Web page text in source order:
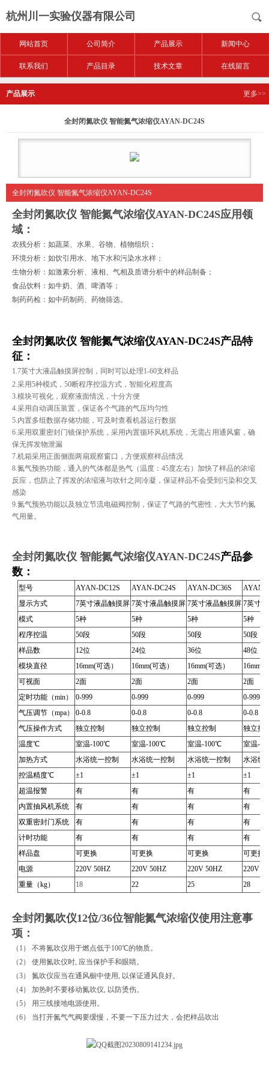
杭州川一实验仪器有限公司
网站首页 公司简介 产品展示 新闻中心
联系我们 产品目录 技术文章 在线留言
产品展示 更多>>
全封闭氮吹仪 智能氮气浓缩仪AYAN-DC24S
全封闭氮吹仪 智能氮气浓缩仪AYAN-DC24S
全封闭氮吹仪 智能氮气浓缩仪AYAN-DC24S应用领
域：
农残分析：如蔬菜、水果、谷物、植物组织；
环境分析：如饮引用水、地下水和污染水水样；
生物分析：如激素分析、液相、气相及质谱分析中的样品制备；
食品饮料：如牛奶、酒、啤酒等；
制药药检：如中药制药、药物筛选。
全封闭氮吹仪 智能氮气浓缩仪AYAN-DC24S产品特
征：
1.7英寸大液晶触摸屏控制，同时可以处理1-60支样品
2. 采用5种模式， 50断程序控温方式，智能化程度高
3. 模块可视化，观察液面情况，十分方便
4. 采用自动调压装置，保证各个气路的气压均匀性
5. 内置多组数据存储功能，可及时查看机器运行数据
6. 采用双重密封门镜保护系统，采用内置循环风机系统，无需占用通风窗，确
保无挥发物泄漏
7. 机箱采用正面侧面两扇观察窗口，方便观察样品情况
8. 氮气预热功能，通入的气体都是热气（温度： 45度左右）加快了样品的浓缩
反应，也防止了挥发的浓缩液与吹针之间冷凝，保证样品不会受到污染和交叉
感染
9. 氮气预热功能以及独立节流电磁阀控制，保证了气路的气密性，大大节约氮
气用量。
全封闭氮吹仪 智能氮气浓缩仪AYAN-DC24S产品参
数：
型号 AYAN-DC12S AYAN-DC24S AYAN-DC36S
AYAN-
显示方式
7英寸液晶触摸屏 7英寸液晶触摸屏 7英寸液晶触摸屏 7英寸
模式
5种 5种 5种
5种
程序控温
50段 50段 50段
50段
样品数
12位 24位 36位
48位
模块直径
16mm(可选） 16mm(可选） 16mm(可选）
16mm(
可视面
2面 2面 2面
2面
定时功能（min）
0-999 0-999 0-999
0-999
气压调节（mpa）
0-0.8 0-0.8 0-0.8
0-0.8
气压操作方式
独立控制 独立控制 独立控制
独立控
温度℃
室温-100℃ 室温-100℃ 室温-100℃
室温-
加热方式
水浴统一控制 水浴统一控制 水浴统一控制
水浴统
控温精度℃
±1 ±1 ±1
±1
超温报警
有 有 有
有
内置抽风机系统
有 有 有
有
双重密封门系统
有 有 有
有
计时功能
有 有 有
有
样品盘
可更换 可更换 可更换
可更换
电源
220V 50HZ 220V 50HZ 220V 50HZ
220V
重量（kg）
18 22 25 28
全封闭氮吹仪12位/36位智能氮气浓缩仪使用注意事
项：
（1） 不将氮吹仪用于燃点低于100℃的物质。
（2） 使用氮吹仪时, 应当保护手和眼睛。
（3） 氮吹仪应当在通风橱中使用, 以保证通风良好。
（4） 加热时不要移动氮吹仪, 以防烫伤。
（5） 用三线接地电源使用。
（6） 当打开氮气气阀要缓慢，不要一下压力过大，会把样品吹出